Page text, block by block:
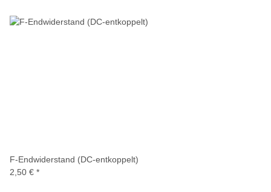
F-Endwiderstand (DC-entkoppelt)
2,50 € *